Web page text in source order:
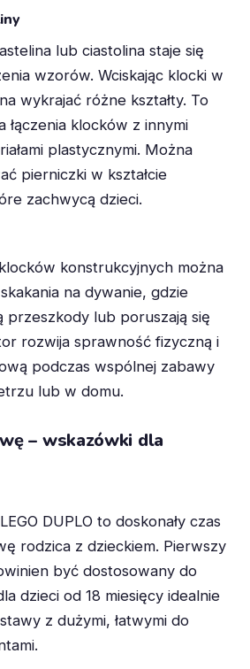
lub ciastolina staje się
wzorów. Wciskając klocki w
wykrajać różne kształty. To
łączenia klocków z innymi
plastycznymi. Można
pierniczki w kształcie
zachwycą dzieci.
konstrukcyjnych można
na dywanie, gdzie
przeszkody lub poruszają się
rozwija sprawność fizyczną i
podczas wspólnej zabawy
lub w domu.
– wskazówki dla
DUPLO to doskonały czas
rodzica z dzieckiem. Pierwszy
być dostosowany do
dzieci od 18 miesięcy idealnie
z dużymi, łatwymi do